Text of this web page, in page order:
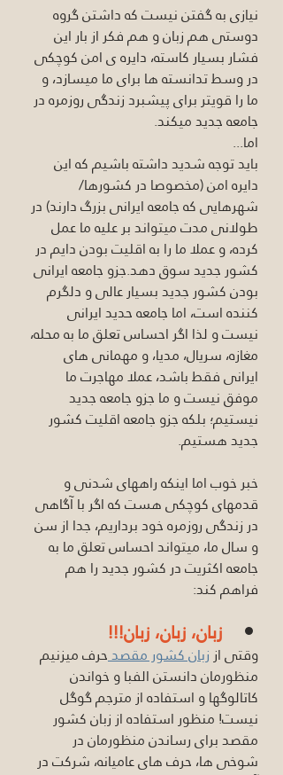
نیازی به گفتن نیست که داشتن گروه
دوستی هم زبان و هم فکر از بار این
فشار بسیار کاسته، دایره ی امن کوچکی
در وسط تدانسته ها برای ما میسازد، و
ما را قویتر برای پیشبرد زندگی روزمره در
جامعه جدید میکند.
اما...
باید توجه شدید داشته باشیم که این
دایره امن (مخصوصا در کشورها/
شهرهایی که جامعه ایرانی بزرگ دارند) در
طولانی مدت میتواند بر علیه ما عمل
کرده، و عملا ما را به اقلیت بودن دایم در
کشور جدید سوق دهد.جزو جامعه ایرانی
بودن کشور جدید بسیار عالی و دلگرم
کننده است، اما جامعه حدید ایرانی
نیست و لذا اگر احساس تعلق ما به محله،
مغازه، سریال، مدیا، و مهمانی های
ایرانی فقط باشد، عملا مهاجرت ما
موفق نیست و ما جزو جامعه جدید
نیستیم؛ بلکه جزو جامعه اقلیت کشور
جدید هستیم.
خبر خوب اما اینکه راههای شدنی و
قدمهای کوچکی هست که اگر با آگاهی
در زندگی روزمره خود برداریم، جدا از سن
و سال ما، میتواند احساس تعلق ما به
جامعه اکثریت در کشور جدید را هم
فراهم کند:
زبان، زبان، زبان!!!
وقتی از زبان کشور مقصد حرف میزنیم
منظورمان دانستن الفبا و خواندن
کاتالوگها و استفاده از مترجم گوگل
نیست! منظور استفاده از زبان کشور
مقصد برای رساندن منظورمان در
شوخی ها، حرف های عامیانه، شرکت در